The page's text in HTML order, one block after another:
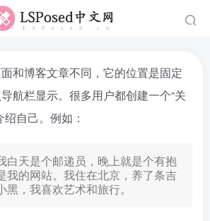
和博客文章不同，它的位置是固定
航栏显示。很多用户都创建一个“关
自己。例如：
白天是个邮递员，晚上就是个有抱
我的网站。我住在北京，养了条吉
，我喜欢艺术和旅行。